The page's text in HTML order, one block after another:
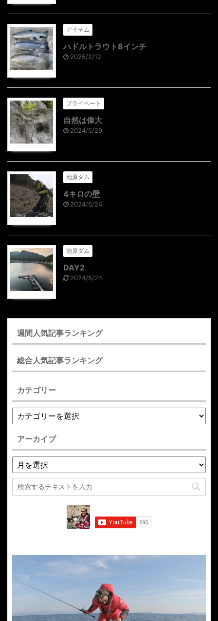
アイテム
ハドルトラウト8インチ
2025/2/12
プライベート
自然は偉大
2024/5/29
池原ダム
4キロの壁
2024/5/24
池原ダム
DAY2
2024/5/24
週間人気記事ランキング
総合人気記事ランキング
カテゴリー
アーカイブ